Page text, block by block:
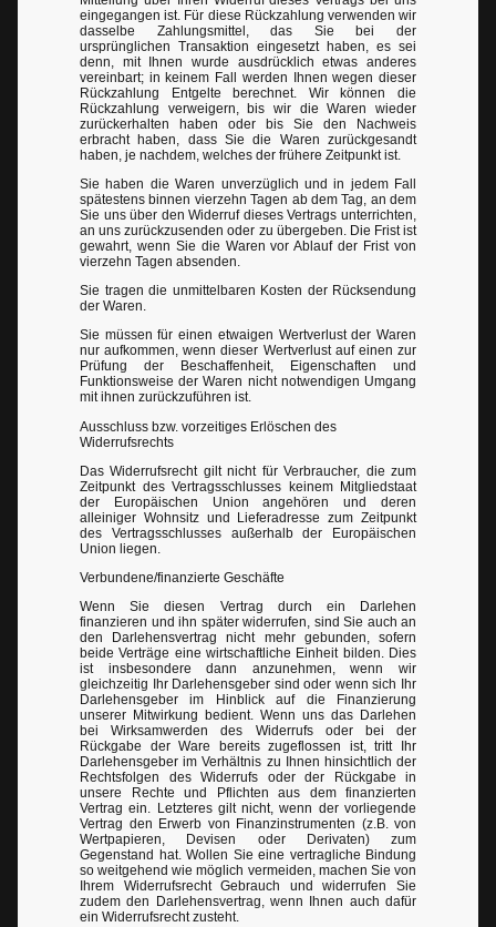
eingegangen ist. Für diese Rückzahlung verwenden wir
dasselbe Zahlungsmittel, das Sie bei der
ursprünglichen Transaktion eingesetzt haben, es sei
denn, mit Ihnen wurde ausdrücklich etwas anderes
vereinbart; in keinem Fall werden Ihnen wegen dieser
Rückzahlung Entgelte berechnet. Wir können die
Rückzahlung verweigern, bis wir die Waren wieder
zurückerhalten haben oder bis Sie den Nachweis
erbracht haben, dass Sie die Waren zurückgesandt
haben, je nachdem, welches der frühere Zeitpunkt ist.
Sie haben die Waren unverzüglich und in jedem Fall
spätestens binnen vierzehn Tagen ab dem Tag, an dem
Sie uns über den Widerruf dieses Vertrags unterrichten,
an uns zurückzusenden oder zu übergeben. Die Frist ist
gewahrt, wenn Sie die Waren vor Ablauf der Frist von
vierzehn Tagen absenden.
Sie tragen die unmittelbaren Kosten der Rücksendung
der Waren.
Sie müssen für einen etwaigen Wertverlust der Waren
nur aufkommen, wenn dieser Wertverlust auf einen zur
Prüfung der Beschaffenheit, Eigenschaften und
Funktionsweise der Waren nicht notwendigen Umgang
mit ihnen zurückzuführen ist.
Ausschluss bzw. vorzeitiges Erlöschen des
Widerrufsrechts
Das Widerrufsrecht gilt nicht für Verbraucher, die zum
Zeitpunkt des Vertragsschlusses keinem Mitgliedstaat
der Europäischen Union angehören und deren
alleiniger Wohnsitz und Lieferadresse zum Zeitpunkt
des Vertragsschlusses außerhalb der Europäischen
Union liegen.
Verbundene/finanzierte Geschäfte
Wenn Sie diesen Vertrag durch ein Darlehen
finanzieren und ihn später widerrufen, sind Sie auch an
den Darlehensvertrag nicht mehr gebunden, sofern
beide Verträge eine wirtschaftliche Einheit bilden. Dies
ist insbesondere dann anzunehmen, wenn wir
gleichzeitig Ihr Darlehensgeber sind oder wenn sich Ihr
Darlehensgeber im Hinblick auf die Finanzierung
unserer Mitwirkung bedient. Wenn uns das Darlehen
bei Wirksamwerden des Widerrufs oder bei der
Rückgabe der Ware bereits zugeflossen ist, tritt Ihr
Darlehensgeber im Verhältnis zu Ihnen hinsichtlich der
Rechtsfolgen des Widerrufs oder der Rückgabe in
unsere Rechte und Pflichten aus dem finanzierten
Vertrag ein. Letzteres gilt nicht, wenn der vorliegende
Vertrag den Erwerb von Finanzinstrumenten (z.B. von
Wertpapieren, Devisen oder Derivaten) zum
Gegenstand hat. Wollen Sie eine vertragliche Bindung
so weitgehend wie möglich vermeiden, machen Sie von
Ihrem Widerrufsrecht Gebrauch und widerrufen Sie
zudem den Darlehensvertrag, wenn Ihnen auch dafür
ein Widerrufsrecht zusteht.